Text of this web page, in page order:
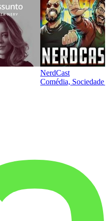
NerdCast
Comédia, Sociedade